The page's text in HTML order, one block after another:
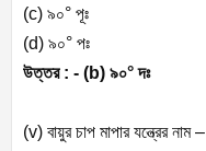
(c) ৯০° পূঃ
(d) ৯০° পঃ
উত্তর : - (b) ৯০° দঃ
(v) বায়ুর চাপ মাপার যন্ত্রের নাম –